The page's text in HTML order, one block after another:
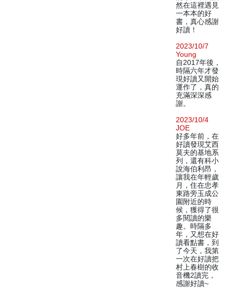
然在這裡遇見
一本本的好
書，真心感謝
好讀！
2023/10/7
Young
自2017年後，
時隔六年才發
現好讀又開始
運作了，真的
充滿深深感
謝。
2023/10/4
JOE
好多年前，在
好讀發現艾西
莫夫的基地系
列，還有科小
說海伯利昂，
讓我在年輕歲
月，住在忠孝
東路旁玉成公
園附近的時
候，獲得了很
多閱讀的樂
趣。時隔多
年，又想在好
讀看點書，到
了今天，我第
一次在好讀把
村上春樹的收
音機2讀完，
感謝好讀~